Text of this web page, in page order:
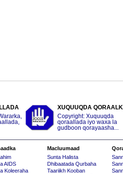
XUQUUQDA
Copyright: Xuquuqda
qoraallada iyo waxa la
gudboon qorayaasha...
AIDS
Koleeraha
Macluumaad
Sunta Halista
Dhibaatada Qurbaha
Taariikh Kooban